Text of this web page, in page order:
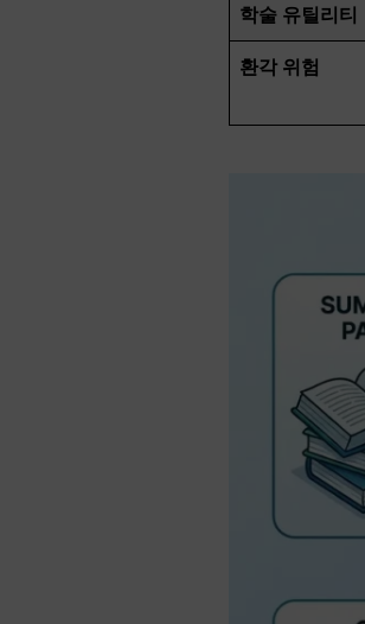
학술 유틸리티
환각 위험